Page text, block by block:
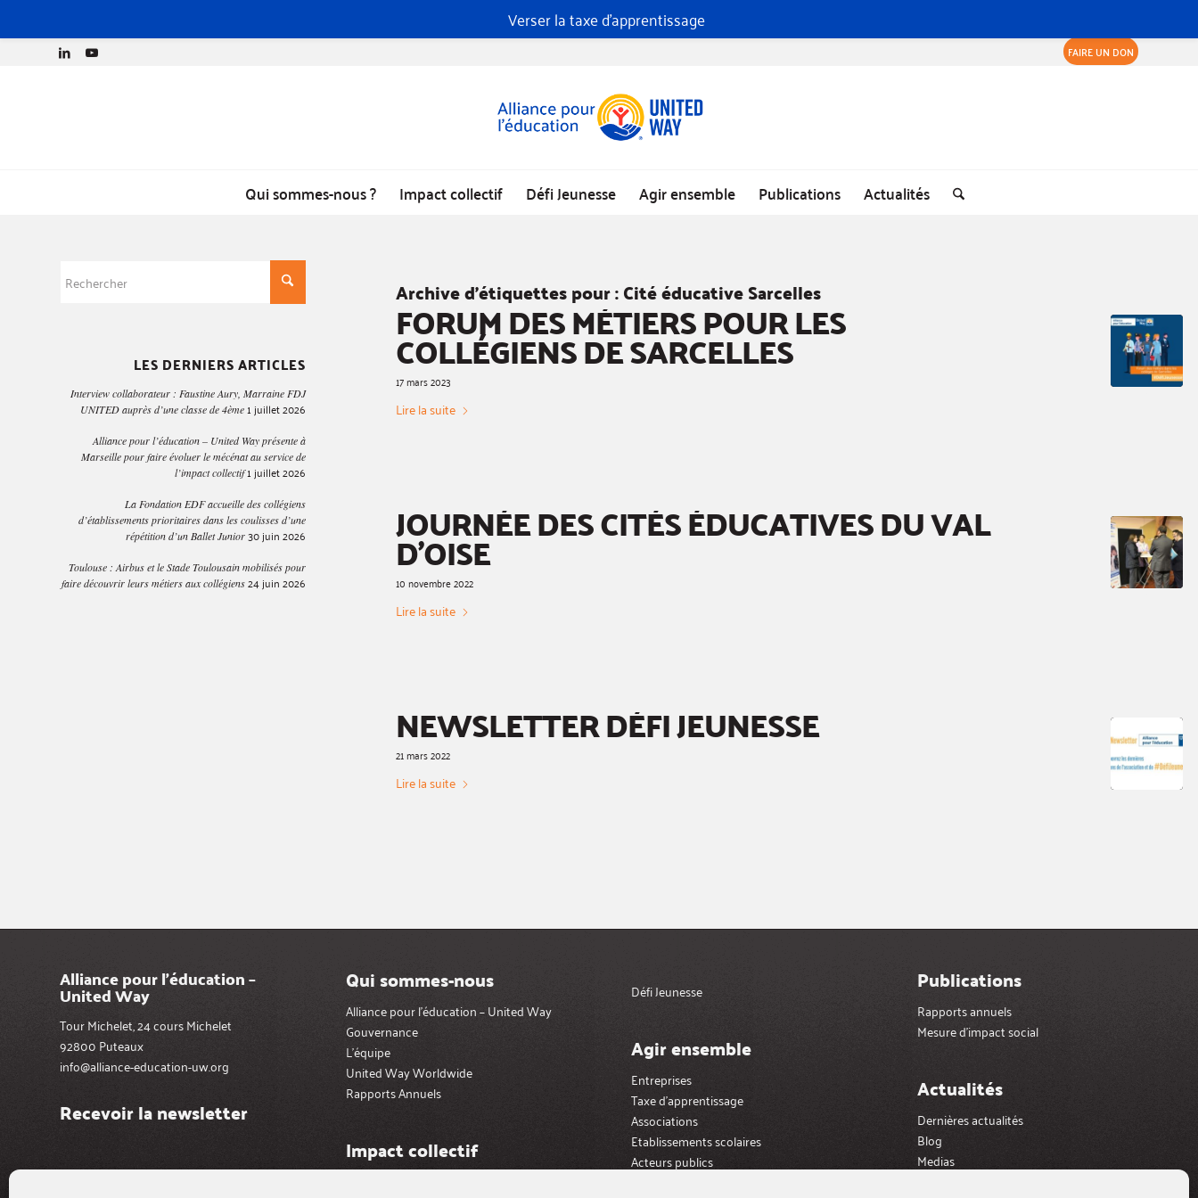
FAIRE UN DON
Qui sommes-nous ? Impact collectif Défi Jeunesse Agir ensemble Publications Actualités
Archive d’étiquettes pour :Cité éducative Sarcelles
FORUM DES MÉTIERS POUR LES
COLLÉGIENS DE SARCELLES
17 mars 2023
Lire la suite
JOURNÉE DES CITÉS ÉDUCATIVES DU VAL
D’OISE
10 novembre 2022
Lire la suite
NEWSLETTER DÉFI JEUNESSE
21 mars 2022
Lire la suite
LES DERNIERS ARTICLES
Interview collaborateur : Faustine Aury, Marraine FDJ
UNITED auprès d’une classe de 4ème 1 juillet 2026
Alliance pour l’éducation – United Way présente à
Marseille pour faire évoluer le mécénat au service de
l’impact collectif 1 juillet 2026
La Fondation EDF accueille des collégiens
d’établissements prioritaires dans les coulisses d’une
répétition d’un Ballet Junior 30 juin 2026
Toulouse : Airbus et le Stade Toulousain mobilisés pour
faire découvrir leurs métiers aux collégiens 24 juin 2026
Alliance pour l’éducation –
United Way
Tour Michelet, 24 cours Michelet
92800 Puteaux
info@alliance-education-uw.org
Recevoir la newsletter
Qui sommes-nous
Alliance pour l’éducation – United Way
Gouvernance
L’équipe
United Way Worldwide
Rapports Annuels
Impact collectif
Défi Jeunesse
Agir ensemble
Entreprises
Taxe d’apprentissage
Associations
Etablissements scolaires
Acteurs publics
Publications
Rapports annuels
Mesure d’impact social
Actualités
Dernières actualités
Blog
Medias
Verser la taxe d'apprentissage